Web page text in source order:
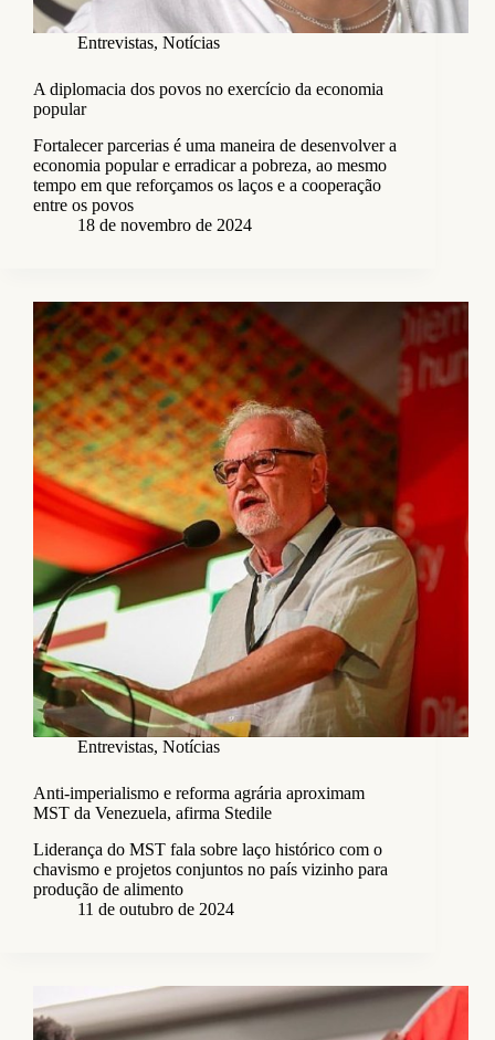
Entrevistas, Notícias
A diplomacia dos povos no exercício da economia
popular
Fortalecer parcerias é uma maneira de desenvolver a
economia popular e erradicar a pobreza, ao mesmo
tempo em que reforçamos os laços e a cooperação
entre os povos
18 de novembro de 2024
Entrevistas, Notícias
Anti-imperialismo e reforma agrária aproximam
MST da Venezuela, afirma Stedile
Liderança do MST fala sobre laço histórico com o
chavismo e projetos conjuntos no país vizinho para
produção de alimento
11 de outubro de 2024